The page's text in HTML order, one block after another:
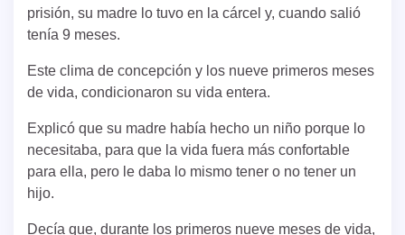
prisión, su madre lo tuvo en la cárcel y, cuando salió
tenía 9 meses.
Este clima de concepción y los nueve primeros meses
de vida, condicionaron su vida entera.
Explicó que su madre había hecho un niño porque lo
necesitaba, para que la vida fuera más confortable
para ella, pero le daba lo mismo tener o no tener un
hijo.
Decía que, durante los primeros nueve meses de vida,